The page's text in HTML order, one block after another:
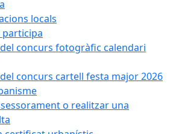
locals
del concurs fotogràfic calendari
concurs cartell festa major 2026
o realitzar una